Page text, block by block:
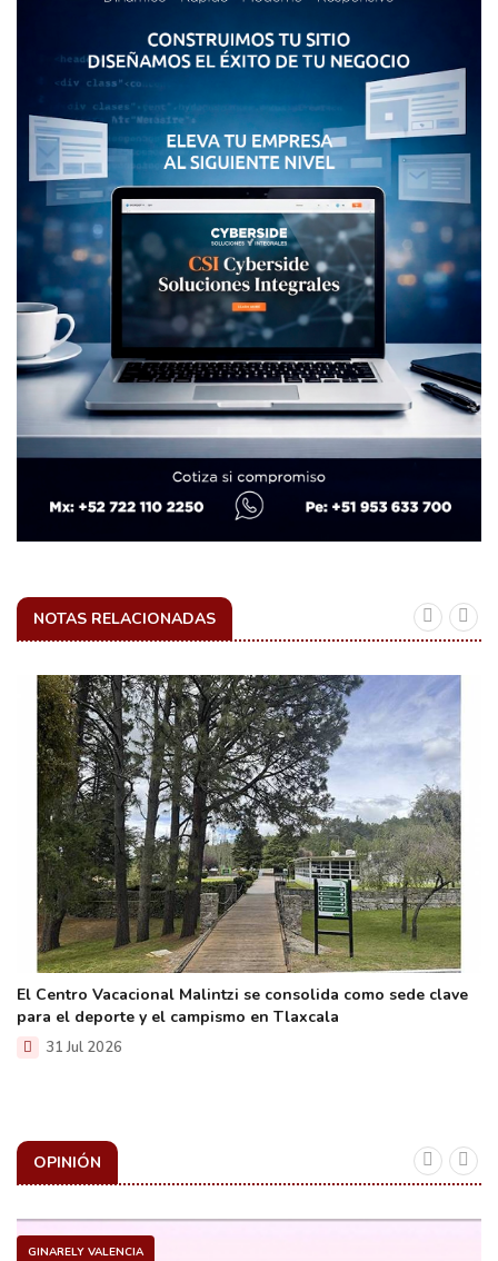
NOTAS RELACIONADAS
El Centro Vacacional Malintzi se consolida como sede clave
para el deporte y el campismo en Tlaxcala
31 Jul 2026
OPINIÓN
GINARELY VALENCIA